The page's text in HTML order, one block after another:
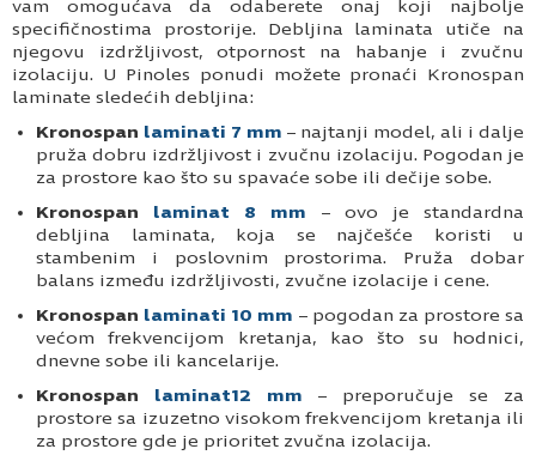
vam omogućava da odaberete onaj koji najbolje
specifičnostima prostorije. Debljina laminata utiče na
njegovu izdržljivost, otpornost na habanje i zvučnu
izolaciju. U Pinoles ponudi možete pronaći Kronospan
laminate sledećih debljina:
Kronospan laminati 7 mm – najtanji model, ali i dalje
pruža dobru izdržljivost i zvučnu izolaciju. Pogodan je
za prostore kao što su spavaće sobe ili dečije sobe.
Kronospan laminat 8 mm – ovo je standardna
debljina laminata, koja se najčešće koristi u
stambenim i poslovnim prostorima. Pruža dobar
balans između izdržljivosti, zvučne izolacije i cene.
Kronospan laminati 10 mm – pogodan za prostore sa
većom frekvencijom kretanja, kao što su hodnici,
dnevne sobe ili kancelarije.
Kronospan laminat12 mm – preporučuje se za
prostore sa izuzetno visokom frekvencijom kretanja ili
za prostore gde je prioritet zvučna izolacija.